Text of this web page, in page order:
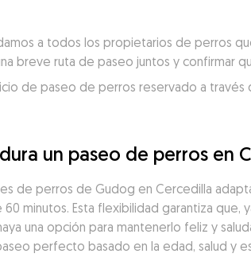
a todos los propietarios de perros
breve ruta de paseo juntos y confirmar
de paseo de perros reservado a través
un paseo de perros en
de perros de Gudog en Cercedilla
minutos. Esta flexibilidad garantiza
una opción para mantenerlo feliz y
perfecto basado en la edad, salud y